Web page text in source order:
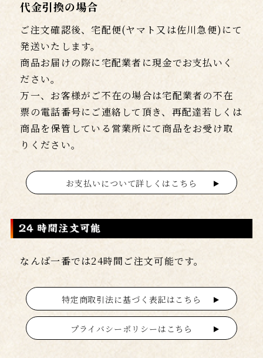
代金引換の場合
ご注文確認後、宅配便(ヤマト又は佐川急便)にて
発送いたします。
商品お届けの際に宅配業者に現金でお支払いく
ださい。
万一、お客様がご不在の場合は宅配業者の不在
票の電話番号にご連絡して頂き、再配達若しくは
商品を保管している営業所にて商品をお受け取
りください。
お支払いについて詳しくはこちら
なんば一番では24時間ご注文可能です。
特定商取引法に基づく表記はこちら
プライバシーポリシーはこちら